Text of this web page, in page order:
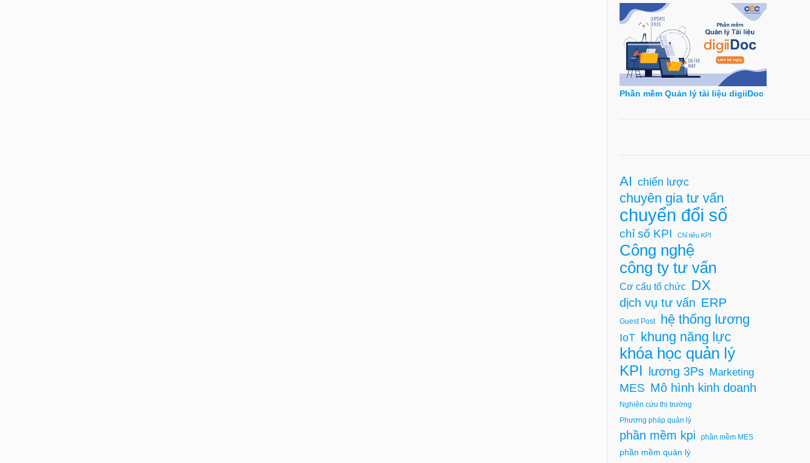
Phần mềm Quản lý tài liệu digiiDoc
AI chiến lược
chuyên gia tư vấn
chuyển đổi số
chỉ số KPI Chỉ tiêu KPI
Công nghệ
công ty tư vấn
Cơ cấu tổ chức DX
dịch vụ tư vấn ERP
Guest Post hệ thống lương
IoT khung năng lực
khóa học quản lý
KPI lương 3Ps Marketing
MES Mô hình kinh doanh
Nghiên cứu thị trường
Phương pháp quản lý
phần mềm kpi phần mềm MES
phần mềm quản lý